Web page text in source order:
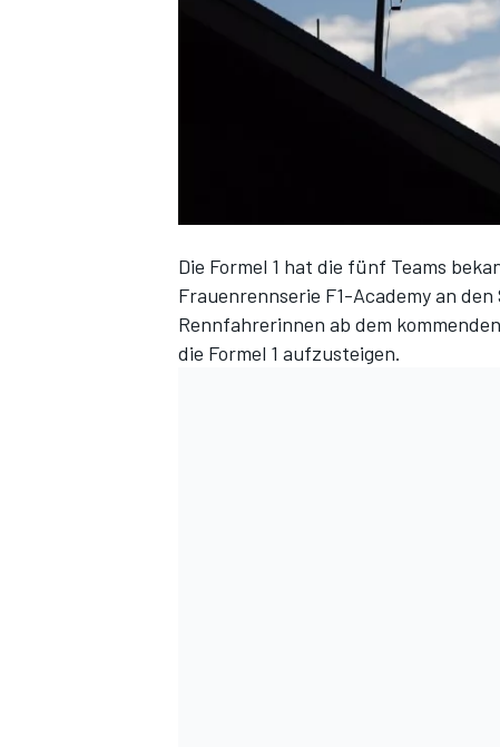
Die Formel 1 hat die fünf Teams
Frauenrennserie F1-Academyan den
Rennfahrerinnen ab dem
die Formel 1 aufzusteigen.